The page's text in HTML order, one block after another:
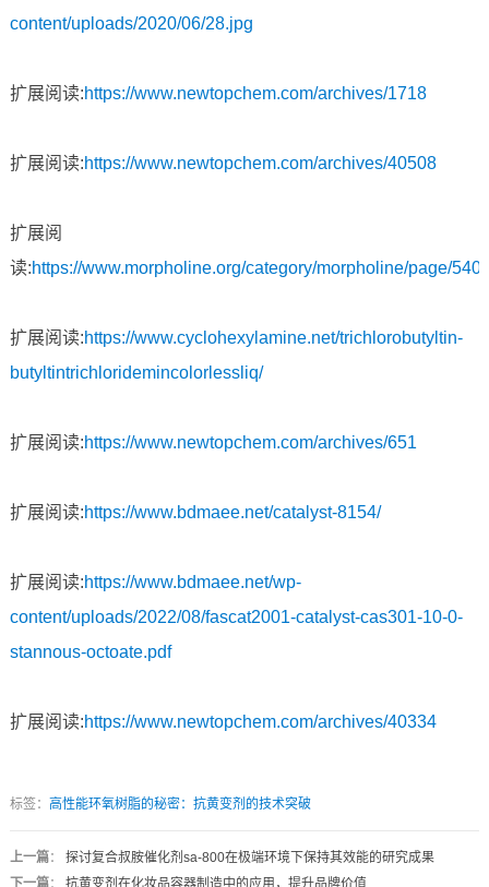
content/uploads/2020/06/28.jpg
扩展阅读:https://www.newtopchem.com/archives/1718
扩展阅读:https://www.newtopchem.com/archives/40508
扩展阅
读:https://www.morpholine.org/category/morpholine/page/
扩展阅读:https://www.cyclohexylamine.net/trichlorobutyltin-
butyltintrichloridemincolorlessliq/
扩展阅读:https://www.newtopchem.com/archives/651
扩展阅读:https://www.bdmaee.net/catalyst-8154/
扩展阅读:https://www.bdmaee.net/wp-
content/uploads/2022/08/fascat2001-catalyst-cas301-10-0-
stannous-octoate.pdf
扩展阅读:https://www.newtopchem.com/archives/40334
标签： 高性能环氧树脂的秘密：抗黄变剂的技术突破
上一篇： 探讨复合叔胺催化剂sa-800在极端环境下保持其效能的研究成果